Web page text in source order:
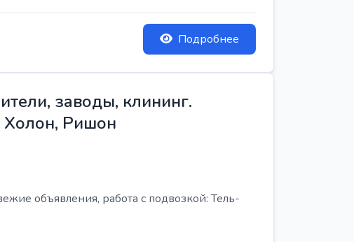
Подробнее
заводы, клининг.
Холон, Ришон
объявления, работа с подвозкой: Тель-